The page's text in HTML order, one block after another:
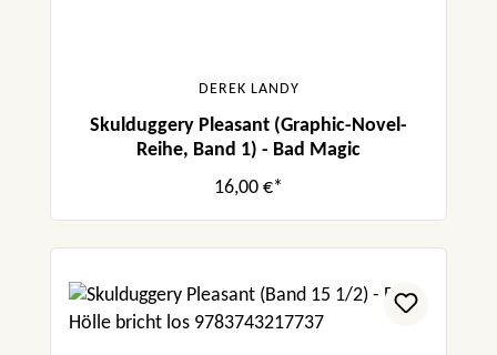
DEREK LANDY
Skulduggery Pleasant (Graphic-Novel-
Reihe, Band 1) - Bad Magic
16,00 €*